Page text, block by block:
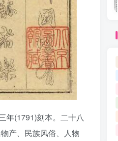
年(1791)刻本。二十八
产、民族风俗、人物